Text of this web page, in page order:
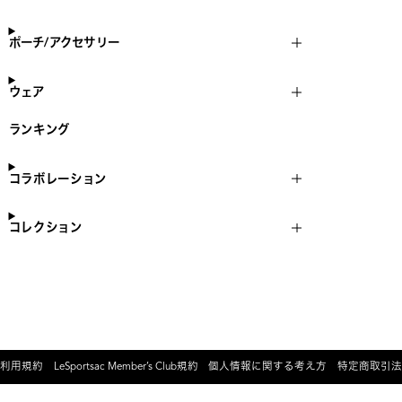
ポーチ/アクセサリー
ウェア
ランキング
コラボレーション
コレクション
利用規約 LeSportsac Member’s Club規約 個人情報に関する考え方 特定商取引